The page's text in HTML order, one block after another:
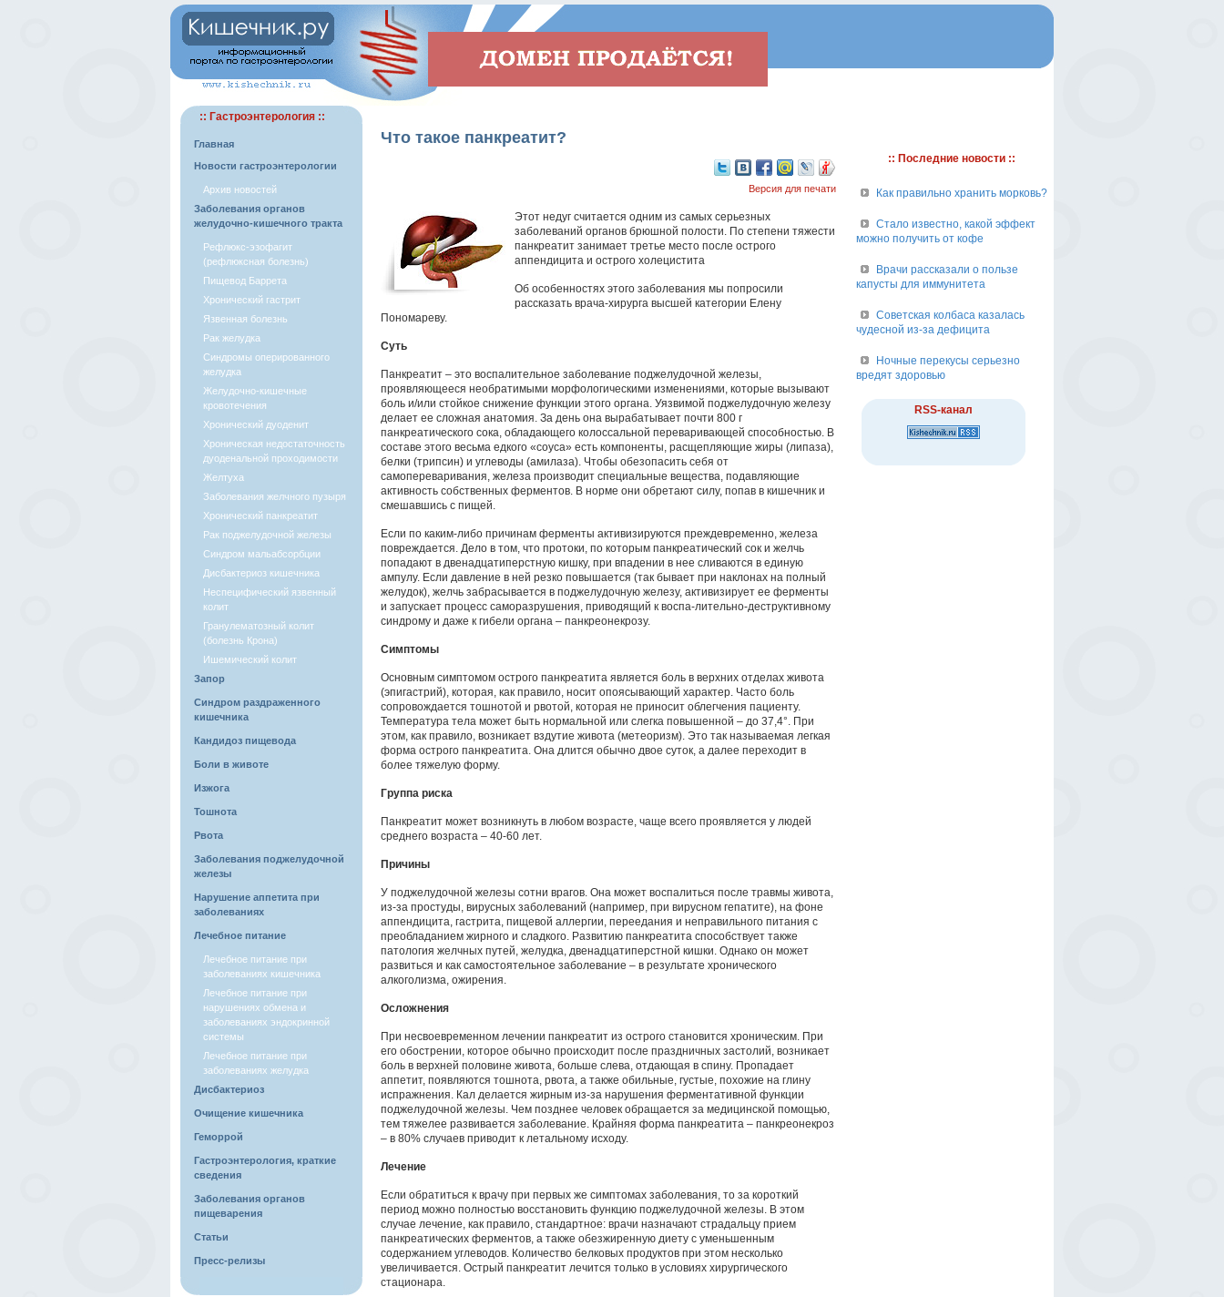
:: Гастроэнтерология ::
Главная
Новости гастроэнтерологии
Архив новостей
Заболевания органов
желудочно-кишечного тракта
Рефлюкс-эзофагит
(рефлюксная болезнь)
Пищевод Баррета
Хронический гастрит
Язвенная болезнь
Рак желудка
Синдромы оперированного
желудка
Желудочно-кишечные
кровотечения
Хронический дуоденит
Хроническая недостаточность
дуоденальной проходимости
Желтуха
Заболевания желчного пузыря
Хронический панкреатит
Рак поджелудочной железы
Синдром мальабсорбции
Дисбактериоз кишечника
Неспецифический язвенный
колит
Гранулематозный колит
(болезнь Крона)
Ишемический колит
Запор
Синдром раздраженного
кишечника
Кандидоз пищевода
Боли в животе
Изжога
Тошнота
Рвота
Заболевания поджелудочной
железы
Нарушение аппетита при
заболеваниях
Лечебное питание
Лечебное питание при
заболеваниях кишечника
Лечебное питание при
нарушениях обмена и
заболеваниях эндокринной
системы
Лечебное питание при
заболеваниях желудка
Дисбактериоз
Очищение кишечника
Геморрой
Гастроэнтерология, краткие
сведения
Заболевания органов
пищеварения
Статьи
Пресс-релизы
Что такое панкреатит?
Версия для печати
Этот недуг считается одним из самых серьезных
заболеваний органов брюшной полости. По степени тяжести
панкреатит занимает третье место после острого
аппендицита и острого холецистита
Об особенностях этого заболевания мы попросили
рассказать врача-хирурга высшей категории Елену
Пономареву.
Суть
Панкреатит – это воспалительное заболевание поджелудочной железы,
проявляющееся необратимыми морфологическими изменениями, которые вызывают
боль и/или стойкое снижение функции этого органа. Уязвимой поджелудочную железу
делает ее сложная анатомия. За день она вырабатывает почти 800 г
панкреатического сока, обладающего колоссальной переваривающей способностью. В
составе этого весьма едкого «соуса» есть компоненты, расщепляющие жиры (липаза),
белки (трипсин) и углеводы (амилаза). Чтобы обезопасить себя от
самопереваривания, железа производит специальные вещества, подавляющие
активность собственных ферментов. В норме они обретают силу, попав в кишечник и
смешавшись с пищей.
Если по каким-либо причинам ферменты активизируются преждевременно, железа
повреждается. Дело в том, что протоки, по которым панкреатический сок и желчь
попадают в двенадцатиперстную кишку, при впадении в нее сливаются в единую
ампулу. Если давление в ней резко повышается (так бывает при наклонах на полный
желудок), желчь забрасывается в поджелудочную железу, активизирует ее ферменты
и запускает процесс саморазрушения, приводящий к воспа-лительно-деструктивному
синдрому и даже к гибели органа – панкреонекрозу.
Симптомы
Основным симптомом острого панкреатита является боль в верхних отделах живота
(эпигастрий), которая, как правило, носит опоясывающий характер. Часто боль
сопровождается тошнотой и рвотой, которая не приносит облегчения пациенту.
Температура тела может быть нормальной или слегка повышенной – до 37,4°. При
этом, как правило, возникает вздутие живота (метеоризм). Это так называемая легкая
форма острого панкреатита. Она длится обычно двое суток, а далее переходит в
более тяжелую форму.
Группа риска
Панкреатит может возникнуть в любом возрасте, чаще всего проявляется у людей
среднего возраста – 40-60 лет.
Причины
У поджелудочной железы сотни врагов. Она может воспалиться после травмы живота,
из-за простуды, вирусных заболеваний (например, при вирусном гепатите), на фоне
аппендицита, гастрита, пищевой аллергии, переедания и неправильного питания с
преобладанием жирного и сладкого. Развитию панкреатита способствует также
патология желчных путей, желудка, двенадцатиперстной кишки. Однако он может
развиться и как самостоятельное заболевание – в результате хронического
алкоголизма, ожирения.
Осложнения
При несвоевременном лечении панкреатит из острого становится хроническим. При
его обострении, которое обычно происходит после праздничных застолий, возникает
боль в верхней половине живота, больше слева, отдающая в спину. Пропадает
аппетит, появляются тошнота, рвота, а также обильные, густые, похожие на глину
испражнения. Кал делается жирным из-за нарушения ферментативной функции
поджелудочной железы. Чем позднее человек обращается за медицинской помощью,
тем тяжелее развивается заболевание. Крайняя форма панкреатита – панкреонекроз
– в 80% случаев приводит к летальному исходу.
Лечение
Если обратиться к врачу при первых же симптомах заболевания, то за короткий
период можно полностью восстановить функцию поджелудочной железы. В этом
случае лечение, как правило, стандартное: врачи назначают страдальцу прием
панкреатических ферментов, а также обезжиренную диету с уменьшенным
содержанием углеводов. Количество белковых продуктов при этом несколько
увеличивается. Острый панкреатит лечится только в условиях хирургического
стационара.
:: Последние новости ::
Как правильно хранить морковь?
Стало известно, какой эффект
можно получить от кофе
Врачи рассказали о пользе
капусты для иммунитета
Советская колбаса казалась
чудесной из-за дефицита
Ночные перекусы серьезно
вредят здоровью
RSS-канал